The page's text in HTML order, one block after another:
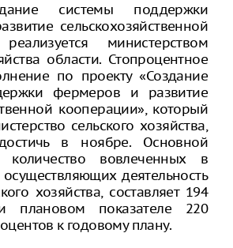
системы поддержки
сельскохозяйственной
министерством
области. Стопроцентное
по проекту «Создание
фермеров и развитие
кооперации», который
сельского хозяйства,
в ноябре. Основной
количество вовлеченных в
деятельность
хозяйства, составляет 194
плановом показателе 220
к годовому плану.